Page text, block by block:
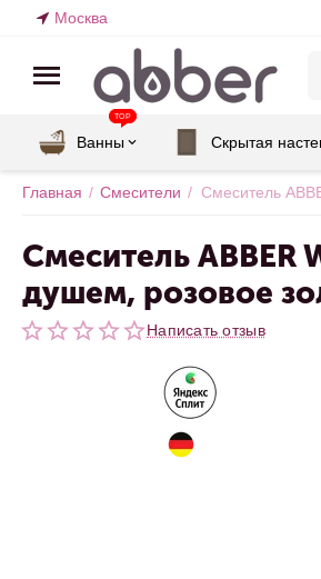
Москва
Ванны
TOP
Скрытая
Главная / Смесители / Смеситель
Смеситель ABBER
душем, розовое
Написать отзыв